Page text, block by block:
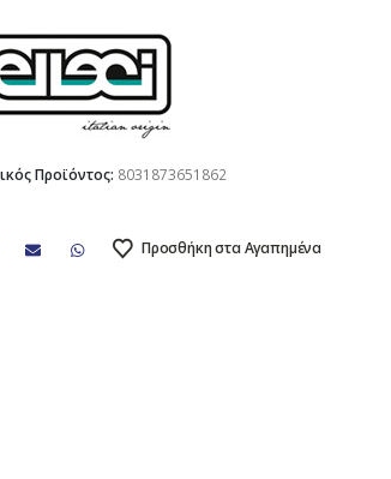
Προϊόντος: 8031873651862
Προσθήκη στα Αγαπημένα